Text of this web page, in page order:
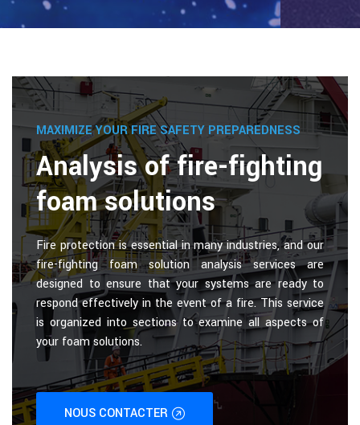
MAXIMIZE YOUR FIRE SAFETY PREPAREDNESS
Analysis of fire-fighting
foam solutions
Fire protection is essential in many industries, and our
fire-fighting foam solution analysis services are
designed to ensure that your systems are ready to
respond effectively in the event of a fire. This service
is organized into sections to examine all aspects of
your foam solutions.
NOUS CONTACTER